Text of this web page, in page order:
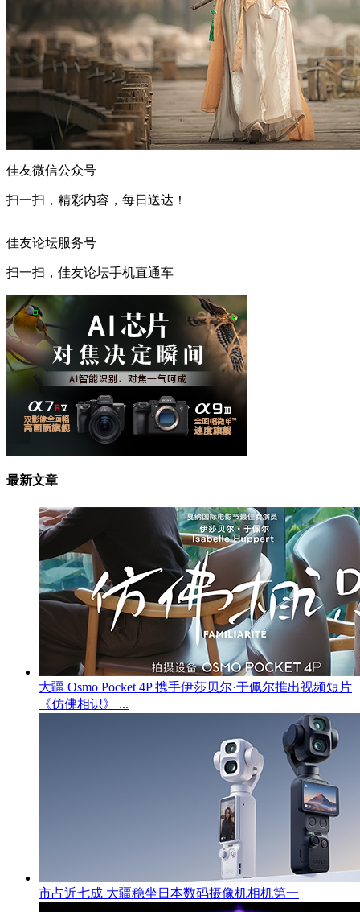
佳友微信公众号
扫一扫，精彩内容，每日送达！
佳友论坛服务号
扫一扫，佳友论坛手机直通车
最新文章
大疆 Osmo Pocket 4P 携手伊莎贝尔·于佩尔推出视频短片
《仿佛相识》 ...
市占近七成 大疆稳坐日本数码摄像机相机第一